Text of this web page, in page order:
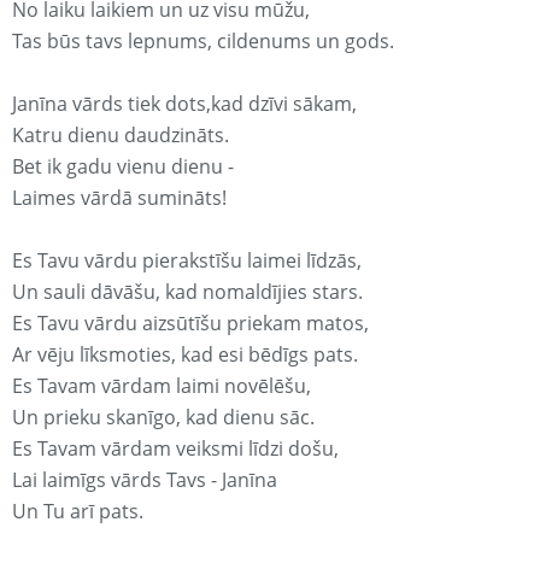
No laiku laikiem un uz visu mūžu,
Tas būs tavs lepnums, cildenums un gods.
Janīna vārds tiek dots,kad dzīvi sākam,
Katru dienu daudzināts.
Bet ik gadu vienu dienu -
Laimes vārdā sumināts!
Es Tavu vārdu pierakstīšu laimei līdzās,
Un sauli dāvāšu, kad nomaldījies stars.
Es Tavu vārdu aizsūtīšu priekam matos,
Ar vēju līksmoties, kad esi bēdīgs pats.
Es Tavam vārdam laimi novēlēšu,
Un prieku skanīgo, kad dienu sāc.
Es Tavam vārdam veiksmi līdzi došu,
Lai laimīgs vārds Tavs - Janīna
Un Tu arī pats.